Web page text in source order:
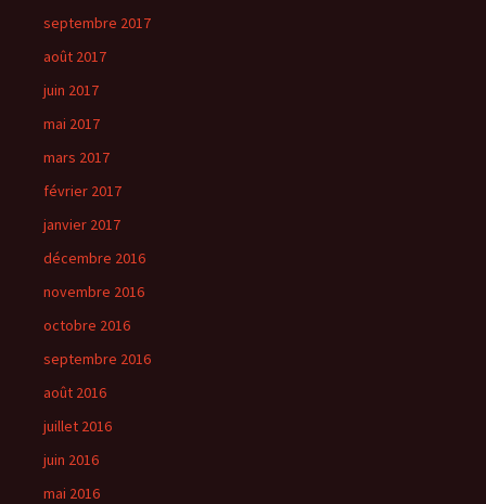
septembre 2017
août 2017
juin 2017
mai 2017
mars 2017
février 2017
janvier 2017
décembre 2016
novembre 2016
octobre 2016
septembre 2016
août 2016
juillet 2016
juin 2016
mai 2016